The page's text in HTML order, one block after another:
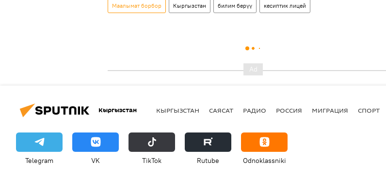
Маалымат борбор Кыргызстан билим берүү кесиптик лицей
Кыргызстан КЫРГЫЗСТАН САЯСАТ РАДИО РОССИЯ МИГРАЦИЯ СПОРТ
Telegram VK ТikТоk Rutube Odnoklassniki